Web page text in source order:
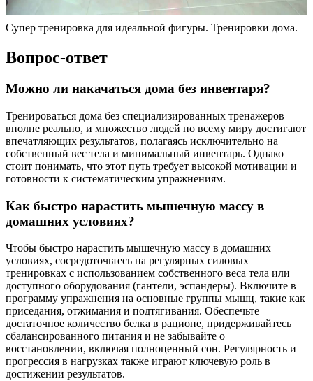
Супер тренировка для идеальной фигуры. Тренировки дома.
Вопрос-ответ
Можно ли накачаться дома без инвентаря?
Тренироваться дома без специализированных тренажеров
вполне реально, и множество людей по всему миру достигают
впечатляющих результатов, полагаясь исключительно на
собственный вес тела и минимальный инвентарь. Однако
стоит понимать, что этот путь требует высокой мотивации и
готовности к систематическим упражнениям.
Как быстро нарастить мышечную массу в
домашних условиях?
Чтобы быстро нарастить мышечную массу в домашних
условиях, сосредоточьтесь на регулярных силовых
тренировках с использованием собственного веса тела или
доступного оборудования (гантели, эспандеры). Включите в
программу упражнения на основные группы мышц, такие как
приседания, отжимания и подтягивания. Обеспечьте
достаточное количество белка в рационе, придерживайтесь
сбалансированного питания и не забывайте о
восстановлении, включая полноценный сон. Регулярность и
прогрессия в нагрузках также играют ключевую роль в
достижении результатов.